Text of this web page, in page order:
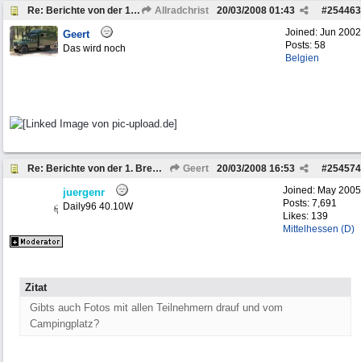
Re: Berichte von der 1. Bremach-Sternfahrt Allradchrist #254463
20/03/2008 01:43
Joined: Jun 2002
Posts: 58
Belgien
Geert
Das wird noch
Re: Berichte von der 1. Bremach-Sternfahrt Geert #254574
20/03/2008 16:53
Joined: May 2005
Posts: 7,691
Likes: 139
Mittelhessen (D)
juergenr
Daily96 40.10W
Zitat
Gibts auch Fotos mit allen Teilnehmern drauf und vom
Campingplatz?